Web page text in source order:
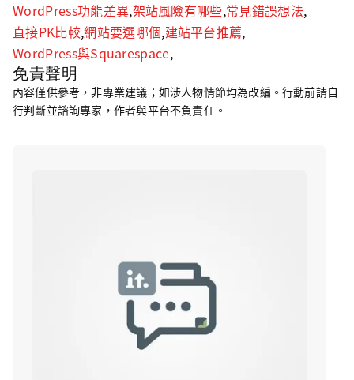
WordPress功能差異,架站風險有哪些,常見錯誤想法,
直接PK比較,網站要選哪個,建站平台推薦,
WordPress與Squarespace,
免責聲明
內容僅供參考，非專業建議；如涉人物情節均為改編。行動前請自
行判斷並諮詢專家，作者與平台不負責任。